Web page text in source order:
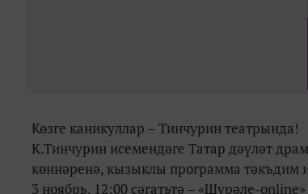
Көзге каникуллар – Тинчурин театрында!
К.Тинчурин исемендәге Татар дәүләт
көннәренә, кызыклы программа тәкъдим
3 ноябрь, 12:00 сәгатьтә – «Шүрәле-online»